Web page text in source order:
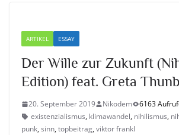
ARTIKEL ESSAY
Der Wille zur Zukunft
Edition) feat. Greta
20. September 2019 Nikodem 6163
existenzialismus, klimawandel, nihilismus,
punk,sinn,topbeitrag,viktor frankl